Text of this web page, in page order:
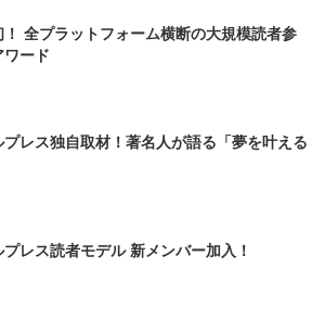
全プラットフォーム横断の大規模読者参
ード
プレス独自取材！著名人が語る「夢を叶える
プレス読者モデル 新メンバー加入！